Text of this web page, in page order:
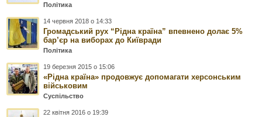
Політика
14 червня 2018 о 14:33
Громадський рух “Рідна країна” впевнено долає 5%
бар’єр на виборах до Київради
Політика
19 березня 2015 о 15:06
«Рідна країна» продовжує допомагати херсонським
військовим
Суспільство
22 квітня 2016 о 19:39